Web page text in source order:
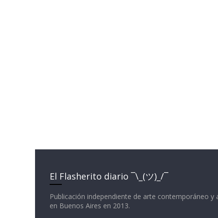
El Flasherito diario ¯\_(ツ)_/¯
Publicación independiente de arte contemporáneo y
en Buenos Aires en 2013.